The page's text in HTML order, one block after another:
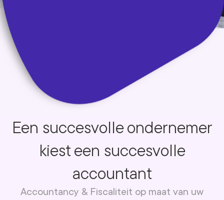
Een succesvolle ondernemer
kiest een succesvolle
accountant
Accountancy & Fiscaliteit op maat van uw